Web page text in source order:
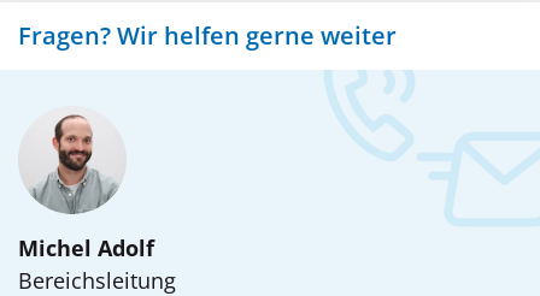
Fragen? Wir helfen gerne weiter
Michel Adolf
Bereichsleitung